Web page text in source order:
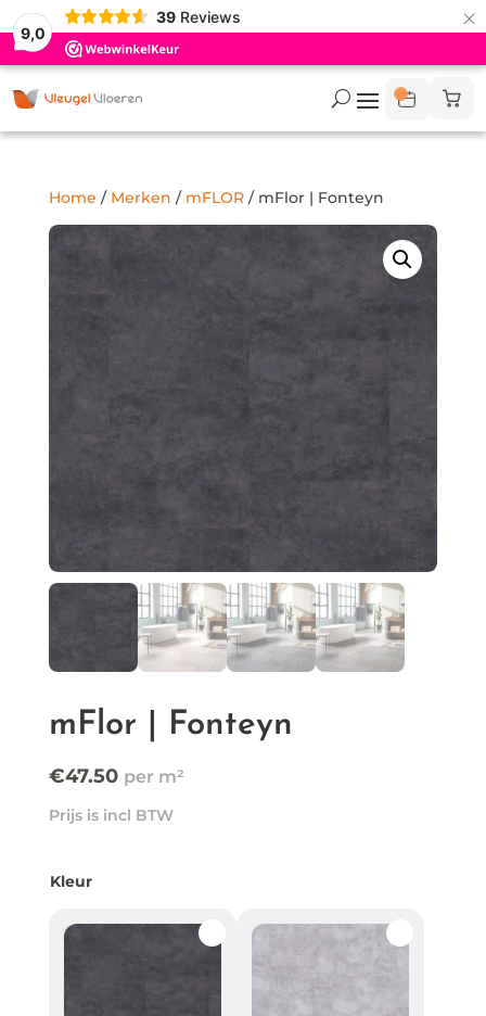
9,0
39 Reviews ×
Home / Merken / mFLOR/ mFlor | Fonteyn
mFlor | Fonteyn
€47.50
Prijs is incl BTW
Kleur